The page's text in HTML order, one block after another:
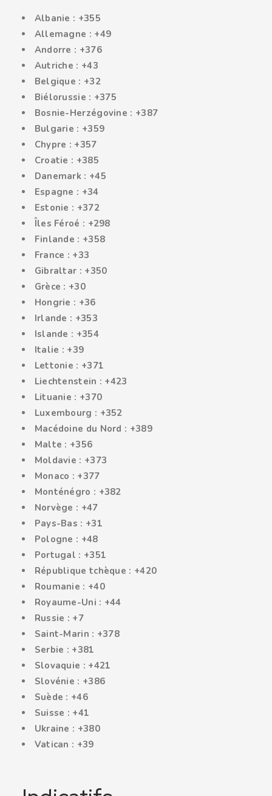
Albanie : +355
Allemagne : +49
Andorre : +376
Autriche : +43
Belgique : +32
Biélorussie : +375
Bosnie-Herzégovine : +387
Bulgarie : +359
Chypre : +357
Croatie : +385
Danemark : +45
Espagne : +34
Estonie : +372
Îles Féroé : +298
Finlande : +358
France : +33
Gibraltar : +350
Grèce : +30
Hongrie : +36
Irlande : +353
Islande : +354
Italie : +39
Lettonie : +371
Liechtenstein : +423
Lituanie : +370
Luxembourg : +352
Macédoine du Nord : +389
Malte : +356
Moldavie : +373
Monaco : +377
Monténégro : +382
Norvège : +47
Pays-Bas : +31
Pologne : +48
Portugal : +351
République tchèque : +420
Roumanie : +40
Royaume-Uni : +44
Russie : +7
Saint-Marin : +378
Serbie : +381
Slovaquie : +421
Slovénie : +386
Suède : +46
Suisse : +41
Ukraine : +380
Vatican : +39